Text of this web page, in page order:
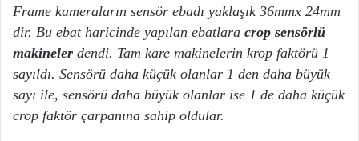
Frame kameraların sensör ebadı yaklaşık 36mmx 24mm
dir. Bu ebat haricinde yapılan ebatlara crop sensörlü
makineler dendi. Tam kare makinelerin krop faktörü 1
sayıldı. Sensörü daha küçük olanlar 1 den daha büyük
sayı ile, sensörü daha büyük olanlar ise 1 de daha küçük
crop faktör çarpanına sahip oldular.